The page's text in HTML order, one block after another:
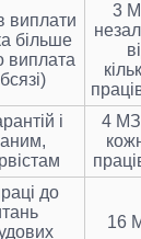
виплати
більше
виплата
3
і
4
до
16